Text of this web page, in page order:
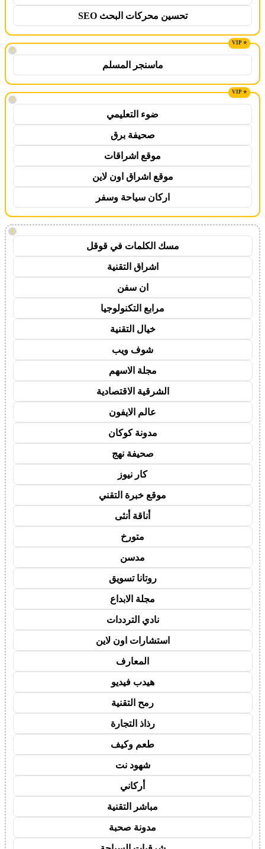
تحسين محركات البحث SEO
!
ماسنجر المسلم
!
ضوء التعليمي
صحيفة برق
موقع اشراقات
موقع اشراق اون لاين
اركان سياحة وسفر
!
مسك الكلمات في قوقل
اشراق التقنية
ان سفن
مرابع التكنولوجيا
خيال التقنية
شوف ويب
مجلة الاسهم
الشرقية الاقتصادية
عالم الايفون
مدونة كوكان
صحيفة نهج
كار نيوز
موقع خبرة التقني
أناقة أنثى
متورخ
مدسن
روتانا تسويق
مجلة الابداع
نادي الترددات
استشارات اون لاين
المعارف
هيدب فيديو
رمح التقنية
رذاذ التجارة
طعم وكيف
شهود نت
أركاني
مباشر التقنية
مدونة صحبة